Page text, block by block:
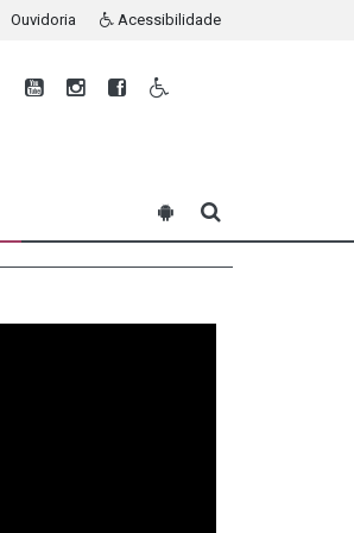
Ouvidoria Acessibilidade